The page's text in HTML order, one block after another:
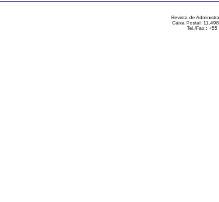
Revista de
Caixa Postal:
Tel./Fax.: